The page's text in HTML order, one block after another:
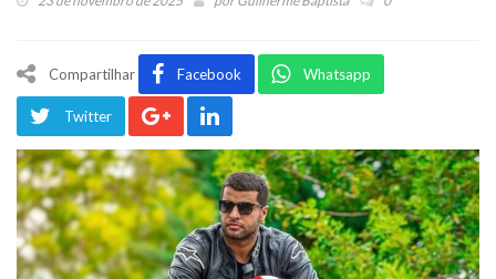
Compartilhar Facebook Whatsapp
Twitter